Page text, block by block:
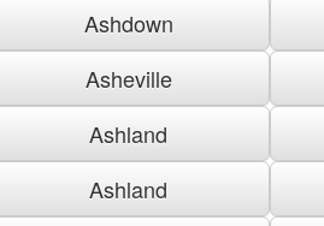
Ashdown
Asheville
Ashland
Ashland